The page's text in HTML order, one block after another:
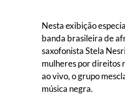
Nesta exibição
banda brasileira de
saxofonista Stela
mulheres por direitos
ao vivo, o grupo
música negra.